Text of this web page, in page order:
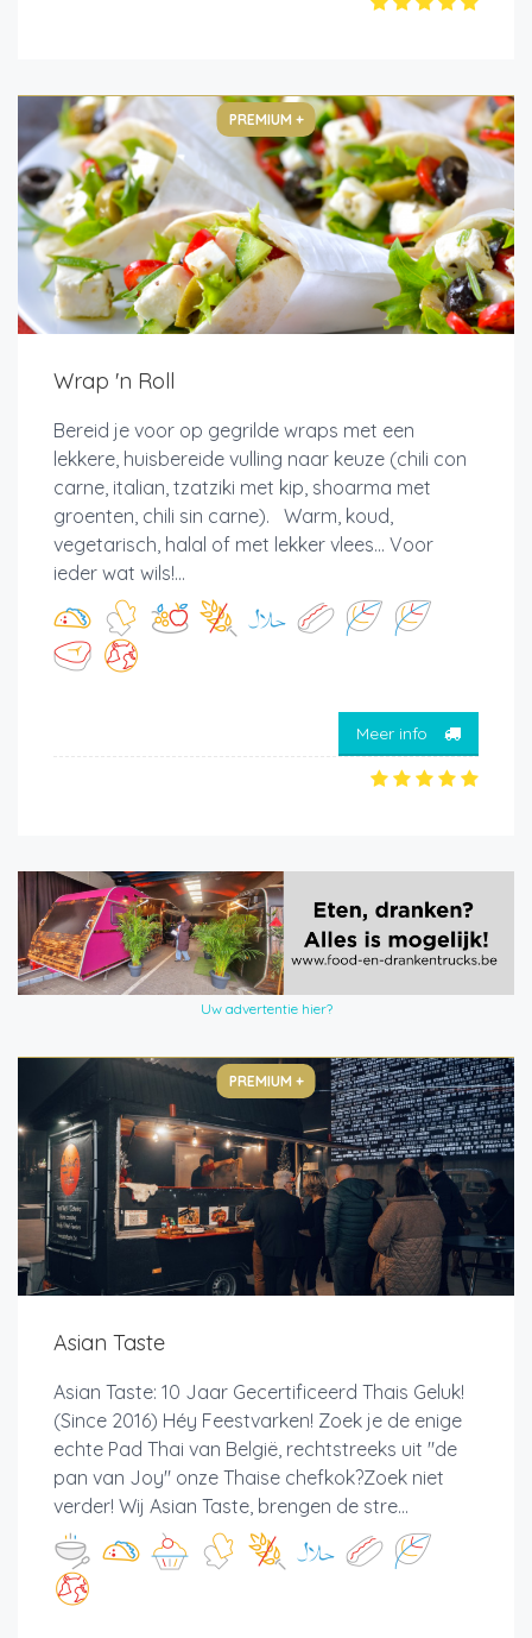
PREMIUM +
Wrap 'n Roll
Bereid je voor op gegrilde wraps met een
lekkere, huisbereide vulling naar keuze (chili con
carne, italian, tzatziki met kip, shoarma met
groenten, chili sin carne). Warm, koud,
vegetarisch, halal of met lekker vlees... Voor
ieder wat wils!...
Meer info
Uw advertentie hier?
PREMIUM +
Asian Taste
Asian Taste: 10 Jaar Gecertificeerd Thais Geluk!
(Since 2016) Héy Feestvarken! Zoek je de enige
echte Pad Thai van België, rechtstreeks uit "de
pan van Joy" onze Thaise chefkok?Zoek niet
verder! Wij Asian Taste, brengen de stre...